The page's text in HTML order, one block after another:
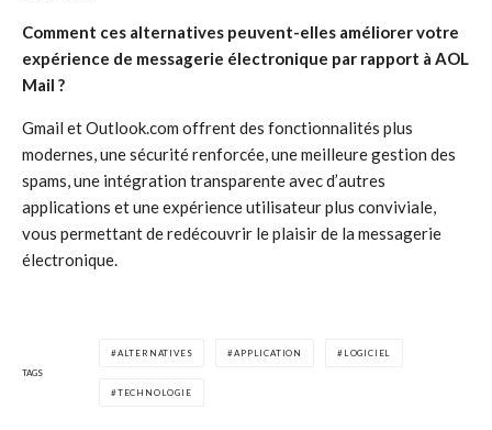
Comment ces alternatives peuvent-elles améliorer votre
expérience de messagerie électronique par rapport à AOL
Mail ?
Gmail et Outlook.com offrent des fonctionnalités plus
modernes, une sécurité renforcée, une meilleure gestion des
spams, une intégration transparente avec d’autres
applications et une expérience utilisateur plus conviviale,
vous permettant de redécouvrir le plaisir de la messagerie
électronique.
TAGS
ALTERNATIVES APPLICATION LOGICIEL
TECHNOLOGIE